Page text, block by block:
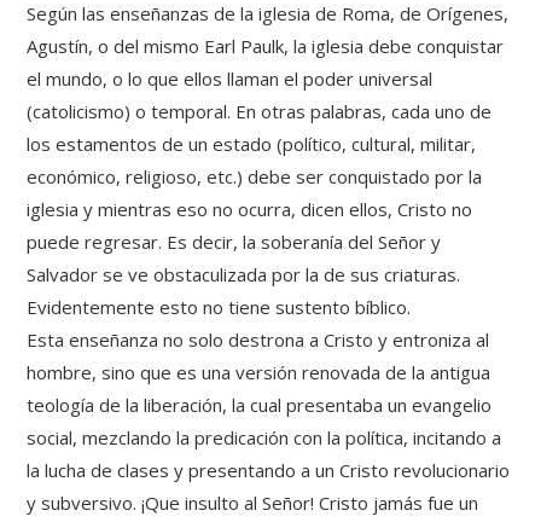
Según las enseñanzas de la iglesia de Roma, de Orígenes,
Agustín, o del mismo Earl Paulk, la iglesia debe conquistar
el mundo, o lo que ellos llaman el poder universal
(catolicismo) o temporal. En otras palabras, cada uno de
los estamentos de un estado (político, cultural, militar,
económico, religioso, etc.) debe ser conquistado por la
iglesia y mientras eso no ocurra, dicen ellos, Cristo no
puede regresar. Es decir, la soberanía del Señor y
Salvador se ve obstaculizada por la de sus criaturas.
Evidentemente esto no tiene sustento bíblico.
Esta enseñanza no solo destrona a Cristo y entroniza al
hombre, sino que es una versión renovada de la antigua
teología de la liberación, la cual presentaba un evangelio
social, mezclando la predicación con la política, incitando a
la lucha de clases y presentando a un Cristo revolucionario
y subversivo. ¡Que insulto al Señor! Cristo jamás fue un